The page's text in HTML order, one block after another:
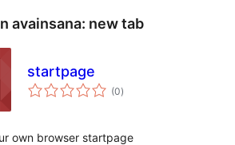
avainsana: new tab
startpage
(0arvosanat
yhteensä
)
own browser startpage